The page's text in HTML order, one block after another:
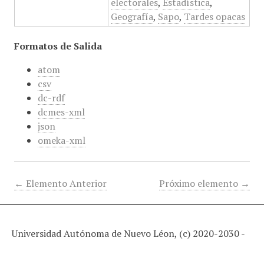
Geografía, Sapo, Tardes opacas
Formatos de Salida
atom
csv
dc-rdf
dcmes-xml
json
omeka-xml
← Elemento Anterior Próximo elemento →
Universidad Autónoma de Nuevo Léon, (c) 2020-2030 -